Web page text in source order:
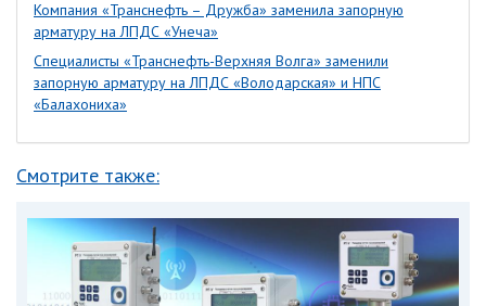
Компания «Транснефть – Дружба» заменила запорную
арматуру на ЛПДС «Унеча»
Специалисты «Транснефть-Верхняя Волга» заменили
запорную арматуру на ЛПДС «Володарская» и НПС
«Балахониха»
Смотрите также: